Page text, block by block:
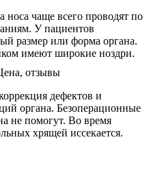
носа чаще всего проводят по
У пациентов
размер или форма органа.
имеют широкие ноздри.
дефектов и
органа. Безоперационные
не помогут. Во время
хрящей иссекается.